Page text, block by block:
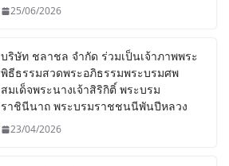
25/06/2026
บริษัท ชลาชล จำกัด ร่วมเป็นเจ้าภาพพระ
พิธีธรรมสวดพระอภิธรรมพระบรมศพ
สมเด็จพระนางเจ้าสิริกิติ์ พระบรม
ราชินีนาถ พระบรมราชชนนีพันปีหลวง
23/04/2026